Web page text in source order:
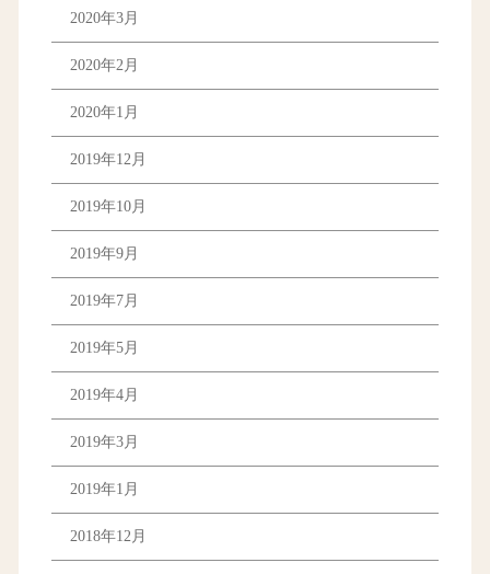
2020年3月
2020年2月
2020年1月
2019年12月
2019年10月
2019年9月
2019年7月
2019年5月
2019年4月
2019年3月
2019年1月
2018年12月